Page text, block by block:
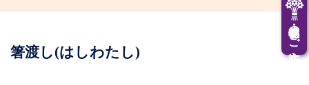
供花・供物のご注文
箸渡し(はしわたし)